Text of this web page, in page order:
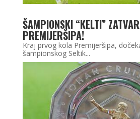
ŠAMPIONSKI “KELTI”
PREMIJERŠIPA!
Kraj prvog kola Premijeršipa,
šampionskog Seltik...